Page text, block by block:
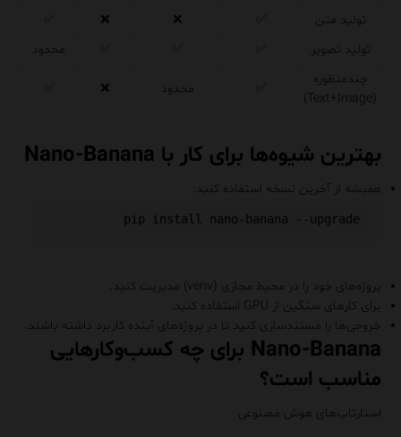
تولید متن
❌
❌
تولید تصویر
محدود
چندمنظوره
(Text+Image)
محدود ❌
بهترین شیوه‌ها برای کار با Nano-Banana
همیشه از آخرین نسخه استفاده کنید:
پروژه‌های خود را در محیط مجازی (venv) مدیریت کنید.
برای کارهای سنگین از GPU استفاده کنید.
خروجی‌ها را مستندسازی کنید تا در پروژه‌های آینده کاربرد داشته باشند.
Nano-Banana برای چه کسب‌وکارهایی
مناسب است؟
استارتاپ‌های هوش مصنوعی